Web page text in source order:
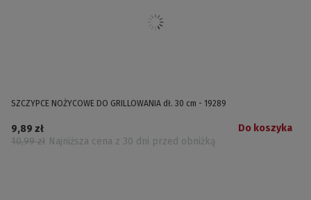
SZCZYPCE NOŻYCOWE DO GRILLOWANIA dł. 30 cm - 19289
9,89 zł
10,99 zł Najniższa cena z 30 dni przed obniżką
Do koszyka